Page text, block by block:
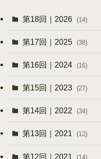
第18回｜2026 (14)
第17回｜2025 (38)
第16回｜2024 (16)
第15回｜2023 (27)
第14回｜2022 (34)
第13回｜2021 (12)
第12回｜2021 (14)